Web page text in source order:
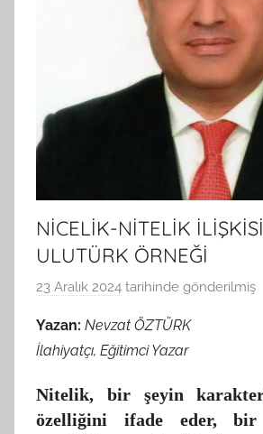
NİCELİK-NİTELİK
ULUTÜRK ÖRNEĞİ
23 Aralık 2024 tarihinde gönderilmiş
t
Yazan: Nevzat ÖZTÜRK
İlahiyatçı, Eğitimci Yazar
Nitelik, bir şeyin
özelliğini ifade eder, bir